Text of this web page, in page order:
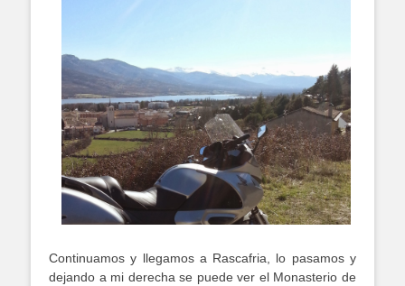
Continuamos y llegamos a Rascafria, lo pasamos y
dejando a mi derecha se puede ver el Monasterio de